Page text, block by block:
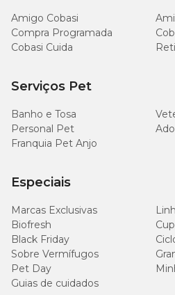
Amigo Cobasi
Compra Programada
Cobasi Cuida
Serviços Pet
Banho e Tosa
Personal Pet
Franquia Pet Anjo
Especiais
Marcas Exclusivas
Biofresh
Black Friday
Sobre Vermífugos
Pet Day
Guias de cuidados